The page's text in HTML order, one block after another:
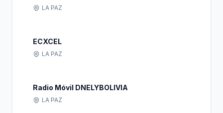
LA PAZ
ECXCEL
LA PAZ
Radio Móvil DNELYBOLIVIA
LA PAZ